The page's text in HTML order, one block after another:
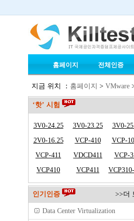
홈페이지 전체인증
지금 위치 ： 홈페이지 > VMware
‘핫’ 시험
3V0-24.25 3V0-23.25
3V0-
2V0-16.25
VCP-410
VCP-
VCP-411
VDCD411
VCP-
VCP410
VCP411
>>더
인기인증
Data Center Virtualization